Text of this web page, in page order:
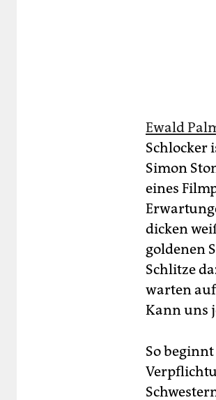
Ewald
Schlocker
Simon
eines
dicken
goldenen
Schlitze
warten
Kann uns
So